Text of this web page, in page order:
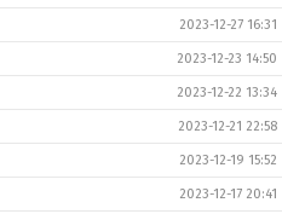
2023-12-27 16:31
2023-12-23 14:50
2023-12-22 13:34
2023-12-21 22:58
2023-12-19 15:52
2023-12-17 20:41